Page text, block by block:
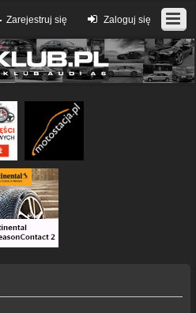
Zaloguj się
Zarejestruj się